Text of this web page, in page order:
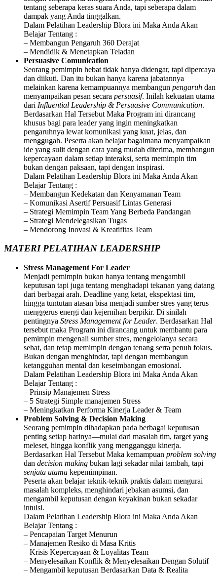
tentang seberapa keras suara Anda, tapi seberapa dalam
dampak yang Anda tinggalkan.
Dalam Pelatihan Leadership Blora ini Maka Anda Akan
Belajar Tentang :
– Membangun Pengaruh 360 Derajat
– Mendidik & Menetapkan Teladan
Persuasive Comunication
Seorang pemimpin hebat tidak hanya didengar, tapi dipercaya
dan diikuti. Dan itu bukan hanya karena jabatannya
melainkan karena kemampuannya membangun pengaruh dan
menyampaikan pesan secara persuasif. Inilah kekuatan utama
dari Influential Leadership & Persuasive Communication.
Berdasarkan Hal Tersebut Maka Program ini dirancang
khusus bagi para leader yang ingin meningkatkan
pengaruhnya lewat komunikasi yang kuat, jelas, dan
menggugah. Peserta akan belajar bagaimana menyampaikan
ide yang sulit dengan cara yang mudah diterima, membangun
kepercayaan dalam setiap interaksi, serta memimpin tim
bukan dengan paksaan, tapi dengan inspirasi.
Dalam Pelatihan Leadership Blora ini Maka Anda Akan
Belajar Tentang :
– Membangun Kedekatan dan Kenyamanan Team
– Komunikasi Asertif Persuasif Lintas Generasi
– Strategi Memimpin Team Yang Berbeda Pandangan
– Strategi Mendelegasikan Tugas
– Mendorong Inovasi & Kreatifitas Team
MATERI PELATIHAN LEADERSHIP
Stress Management For Leader
Menjadi pemimpin bukan hanya tentang mengambil
keputusan tapi juga tentang menghadapi tekanan yang datang
dari berbagai arah. Deadline yang ketat, ekspektasi tim,
hingga tuntutan atasan bisa menjadi sumber stres yang terus
menggerus energi dan kejernihan berpikir. Di sinilah
pentingnya Stress Management for Leader. Berdasarkan Hal
tersebut maka Program ini dirancang untuk membantu para
pemimpin mengenali sumber stres, mengelolanya secara
sehat, dan tetap memimpin dengan tenang serta penuh fokus.
Bukan dengan menghindar, tapi dengan membangun
ketangguhan mental dan keseimbangan emosional.
Dalam Pelatihan Leadership Blora ini Maka Anda Akan
Belajar Tentang :
– Prinsip Manajemen Stress
– 5 Strategi Simple manajemen Stress
– Meningkatkan Performa Kinerja Leader & Team
Problem Solving & Decision Making
Seorang pemimpin dihadapkan pada berbagai keputusan
penting setiap harinya—mulai dari masalah tim, target yang
meleset, hingga konflik yang mengganggu kinerja.
Berdasarkan Hal Tersebut Maka kemampuan problem solving
dan decision making bukan lagi sekadar nilai tambah, tapi
senjata utama kepemimpinan.
Peserta akan belajar teknik-teknik praktis dalam mengurai
masalah kompleks, menghindari jebakan asumsi, dan
mengambil keputusan dengan keyakinan bukan sekadar
intuisi.
Dalam Pelatihan Leadership Blora ini Maka Anda Akan
Belajar Tentang :
– Pencapaian Target Menurun
– Manajemen Resiko di Masa Kritis
– Krisis Kepercayaan & Loyalitas Team
– Menyelesaikan Konflik & Menyelesaikan Dengan Solutif
– Mengambil keputusan Berdasarkan Data & Realita